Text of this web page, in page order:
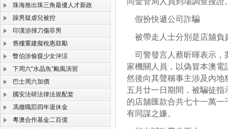
珠海推出珠三角最優人才新政
躁男疑虐兒被控
印漢涉揮刀傷菲男
舊樓重建擬稅惠鼓勵
瞥伯涉偷窺少女沖涼
下周六“水晶魚”颱風演習
巴士周六加價
國安法研法律法規配套
馮撤職罰四年退休金
粵澳合作基金二百億
假扮快遞公司詐騙
被帶走人士分別是店舖負
司警發言人蔡昕暉表示，
家機關人員，以偽冒本澳
然後向其聲稱事主涉及內
五月廿一日期間，被騙徒
的店舖匯款合共七十一萬
有同謀之嫌。